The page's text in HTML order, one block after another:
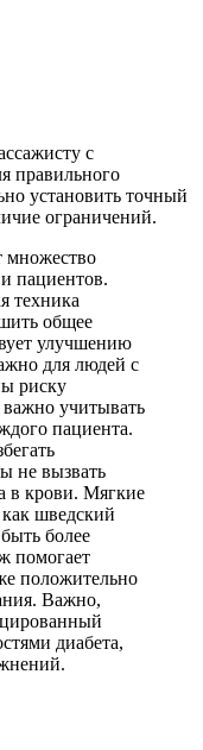
с
правильного
установить точный
ограничений.
множество
пациентов.
техника
общее
улучшению
для людей с
риску
учитывать
пациента.
не вызвать
в крови. Мягкие
шведский
более
помогает
положительно
Важно,
диабета,